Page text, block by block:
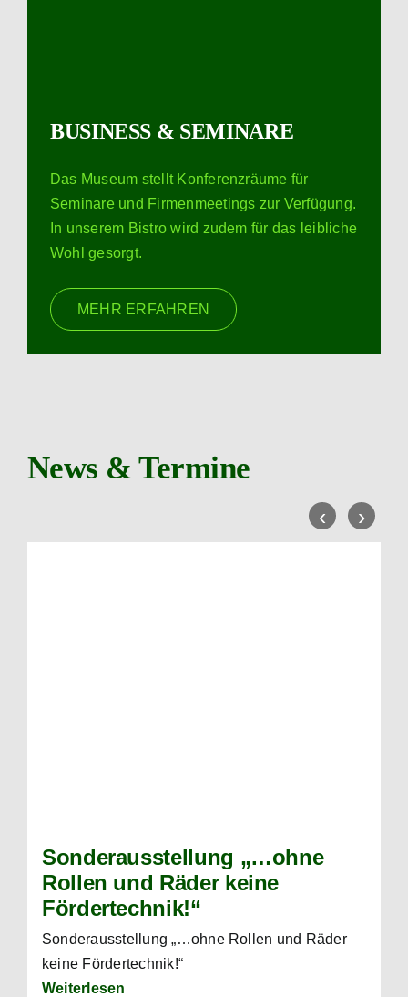
BUSINESS & SEMINARE
Das Museum stellt Konferenzräume für
Seminare und Firmenmeetings zur Verfügung.
In unserem Bistro wird zudem für das leibliche
Wohl gesorgt.
MEHR ERFAHREN
News & Termine
Sonderausstellung „…ohne
Rollen und Räder keine
Fördertechnik!“
Sonderausstellung „…ohne Rollen und Räder
keine Fördertechnik!“
Weiterlesen
‹ ›